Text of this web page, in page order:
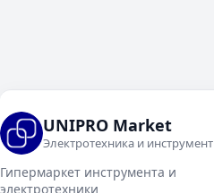
UNIPRO Market
Электротехника и инструмент
Гипермаркет инструмента и
электротехники